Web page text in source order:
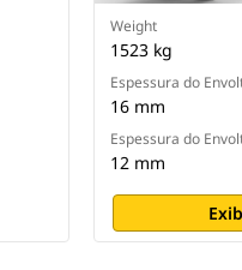
Weight
1523 kg
Espessura do
16 mm
Espessura do
12 mm